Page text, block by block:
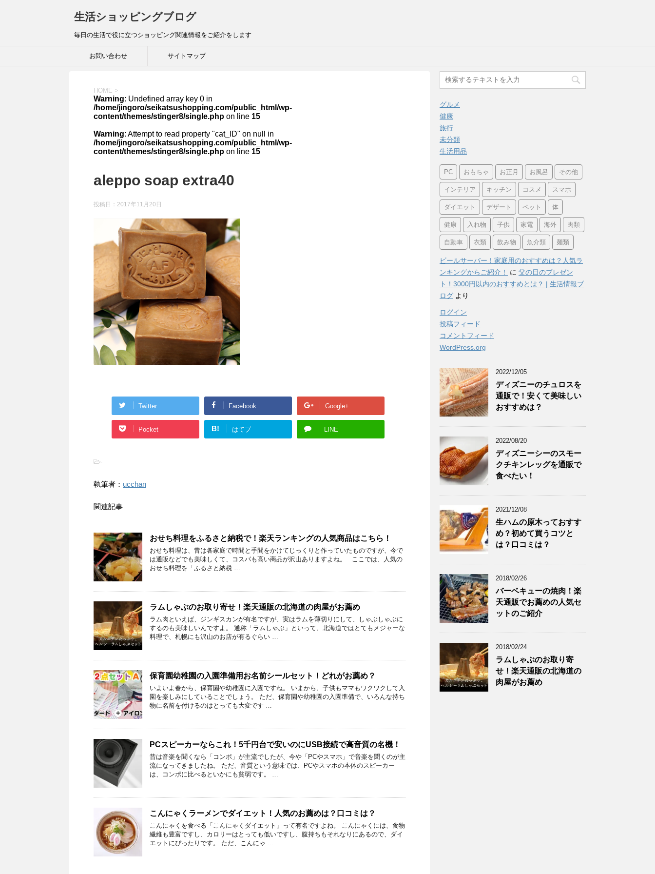
生活ショッピングブログ
毎日の生活で役に立つショッピング関連情報をご紹介をします
お問い合わせ サイトマップ
HOME >
Warning: Undefined array key 0 in
/home/jingoro/seikatsushopping.com/public_html/wp-
content/themes/stinger8/single.php on line 15
Warning: Attempt to read property "cat_ID" on null in
/home/jingoro/seikatsushopping.com/public_html/wp-
content/themes/stinger8/single.php on line 15
aleppo soap extra40
投稿日： 2017年11月20日
Twitter Facebook Google+
Pocket B! はてブ LINE
-
執筆者： ucchan
関連記事
おせち料理をふるさと納税で！楽天ランキングの人気商品はこちら！
おせち料理は、昔は各家庭で時間と手間をかけてじっくりと作っていたものですが、今で
は通販などでも美味しくて、コスパも高い商品が沢山ありますよね。 ここでは、人気の
おせち料理を「ふるさと納税 …
ラムしゃぶのお取り寄せ！楽天通販の北海道の肉屋がお薦め
ラム肉といえば、ジンギスカンが有名ですが、実はラムを薄切りにして、しゃぶしゃぶに
するのも美味しいんですよ。 通称「ラムしゃぶ」といって、北海道ではとてもメジャーな
料理で、札幌にも沢山のお店が有るぐらい …
保育園幼稚園の入園準備用お名前シールセット！どれがお薦め？
いよいよ春から、保育園や幼稚園に入園ですね。 いまから、子供もママもワクワクして入
園を楽しみにしていることでしょう。 ただ、保育園や幼稚園の入園準備で、いろんな持ち
物に名前を付けるのはとっても大変です …
PCスピーカーならこれ！5千円台で安いのにUSB接続で高音質の名機！
昔は音楽を聞くなら「コンポ」が主流でしたが、今や「PCやスマホ」で音楽を聞くのが主
流になってきましたね。 ただ、音質という意味では、PCやスマホの本体のスピーカー
は、コンポに比べるといかにも貧弱です。 …
こんにゃくラーメンでダイエット！人気のお薦めは？口コミは？
こんにゃくを食べる「こんにゃくダイエット」って有名ですよね。 こんにゃくには、食物
繊維も豊富ですし、カロリーはとっても低いですし、腹持ちもそれなりにあるので、ダイ
エットにぴったりです。 ただ、こんにゃ …
グルメ
健康
旅行
未分類
生活用品
PC おもちゃ お正月 お風呂 その他
インテリア キッチン コスメ スマホ
ダイエット デザート ペット 体
健康 入れ物 子供 家電 海外 肉類
自動車 衣類 飲み物 魚介類 麺類
ビールサーバー！家庭用のおすすめは？人気ラ
ンキングからご紹介！
に 父の日のプレゼン
ト！3000円以内のおすすめとは？ | 生活情報ブ
ログ より
ログイン
投稿フィード
コメントフィード
WordPress.org
2022/12/05
ディズニーのチュロスを
通販で！安くて美味しい
おすすめは？
2022/08/20
ディズニーシーのスモー
クチキンレッグを通販で
食べたい！
2021/12/08
生ハムの原木っておすす
め？初めて買うコツと
は？口コミは？
2018/02/26
バーベキューの焼肉！楽
天通販でお薦めの人気セ
ットのご紹介
2018/02/24
ラムしゃぶのお取り寄
せ！楽天通販の北海道の
肉屋がお薦め